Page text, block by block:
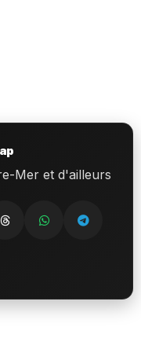
Mer et d'ailleurs